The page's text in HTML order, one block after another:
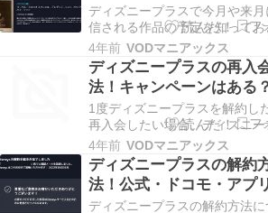
Copyright © 2022 VODマニア
All Righ…
法を紹介
ディズニープラスで今月や来
信される作品の予定を知って
い事ありますよね。 予定が分か
「ディズニープラスを継続する
討したり」「見たい作品がある
登録しよう」と考えることがで
す。 ... Copyright © 2022 VOD
ックス All Right…
4年前 VODマニアックス
ディズニープラスの再入
法！キャンペーンはある？
1度ディズニープラスを解約し
再入会したい場合、ディズニ
スは簡単に再開することができ
す。 再入会の方法・アカウント
時の再入会方法・再入会のキャ
ーンはあるのか？について説明
いきま ... Copyright © 2022
4年前 VODマニアックス
ディズニープラスの解約
法！公式・ドコモ・アプ
どそれぞれの方法を詳し
ディズニープラスの解約方法に